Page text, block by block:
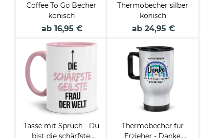
Coffee To Go Becher
konisch
ab 16,95 €
Thermobecher silber
konisch
ab 24,95 €
Tasse mit Spruch - Du
bist die schärfste,
Thermobecher für
Erzieher - Danke,